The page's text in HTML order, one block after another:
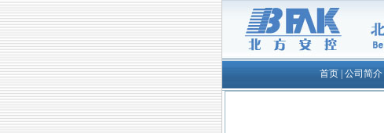
首页| 公司简介|